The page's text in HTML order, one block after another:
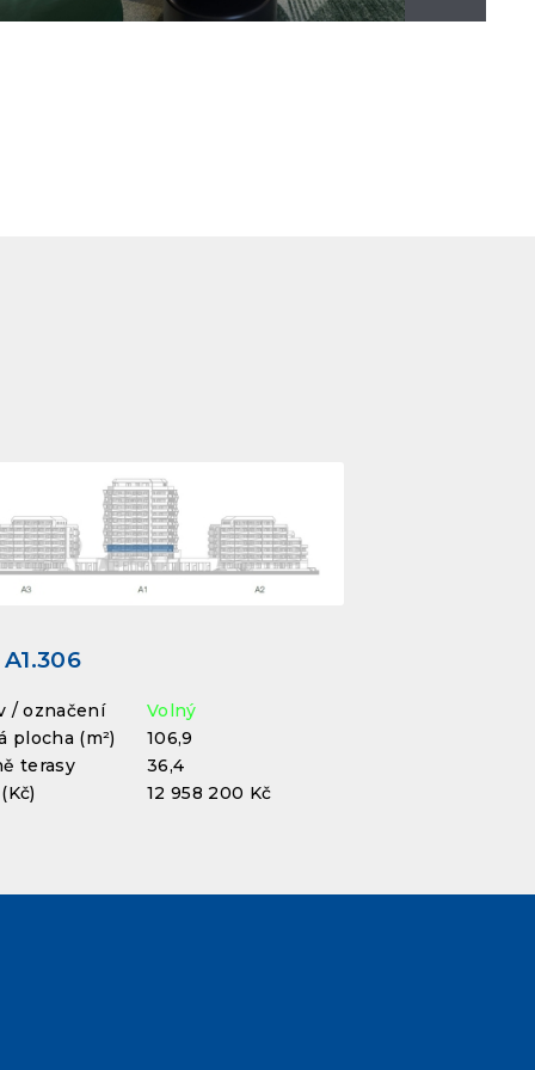
/ označení
Volný
plocha (m²)
106,9
terasy
36,4
12 958 200 Kč